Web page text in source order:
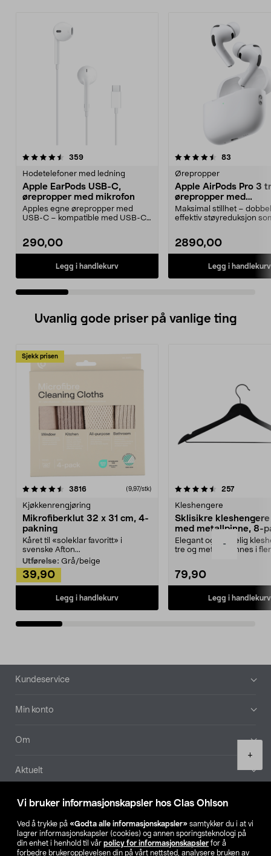
Vi bruker informasjonskapsler hos Clas Ohlson
Ved å trykke på «Godta alle informasjonskapsler» samtykker du i at vi
lagrer informasjonskapsler (cookies) og annen sporingsteknologi på
din enhet i henhold til vår policy for informasjonskapsler for å
forbedre brukeropplevelsen din på vårt nettsted, analysere bruken av
-
+
359anmeldelser
Hodetelefoner med ledning
Apple EarPods USB-C,
ørepropper med mikrofon
Apples egne ørepropper med
USB-C – kompatible med USB-C-
290,00
Legg i handlekurv
4.5 av 5 stjerner 83
Ørepropper
Apple AirPods Pro 3
ørepropper med
støyreduksjon
Maksimal stillhet –
effektiv støyreduksjon
2890,00
Legg i handlekurv
4.0 av 5 stjerner
Uvanlig gode priser på vanlige ting
Sjekk prisen
3816anmeldelser(9,97/stk)
Kjøkkenrengjøring
Mikrofiberklut 32 x 31 cm, 4-
pakning
Kåret til «soleklar favoritt» i
svenske Afton...
Utførelse: Grå/beige
39,90
Legg i handlekurv
4.5av 5 stjerner 257
Kleshengere
Sklisikre
med metallpinne, 8-
Elegant og skikkelig
tre og metall – finnes i
79,90
Legg i handlekurv
4.5av 5 stjerner
Bunntekst
Kundeservice
Min konto
Om
Aktuelt
Våre selskaper
Finn din butikk